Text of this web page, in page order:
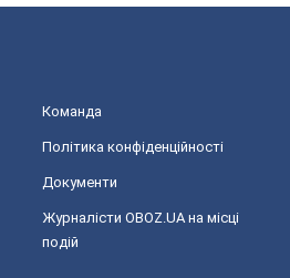
Команда
Політика конфіденційності
Документи
Журналісти OBOZ.UA на місці
подій